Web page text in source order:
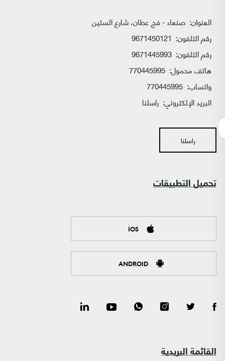
العنوان: صنعاء - فج عطان، شارع الستين
رقم التلفون: 9671450121
رقم التلفون: 9671445993
هاتف محمول: 770445995
واتساب:
البريد الإلكتروني: راسلنا
راسلنا
تحميل التطبيقات
IOS
ANDROID
القائمة البريدية